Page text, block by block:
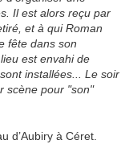
Il est alors reçu par
et à qui Roman
fête dans son
est envahi de
installées... Le soir
scène pour "son"
d’Aubiry à Céret.